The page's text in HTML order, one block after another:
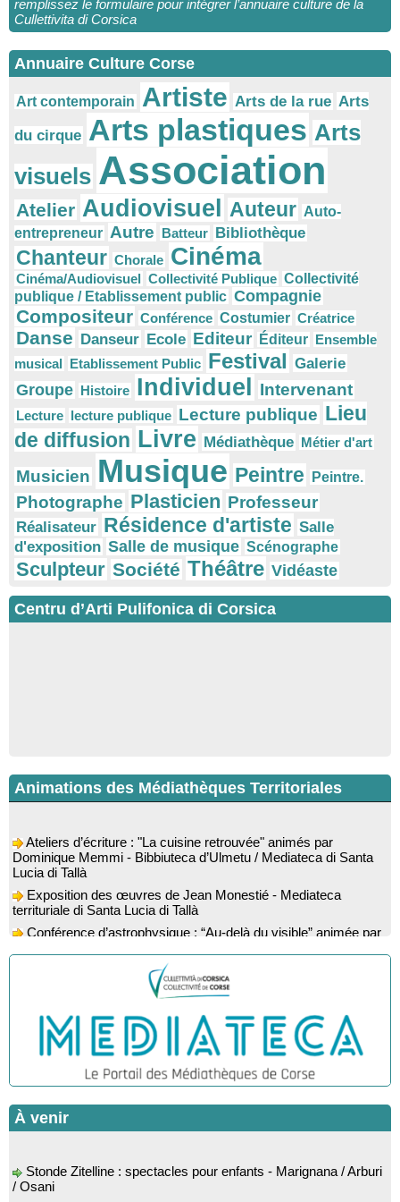
remplissez le formulaire pour intégrer l’annuaire culture de la
Cullettivita di Corsica
Annuaire Culture Corse
Art contemporain Artiste Arts de la rue Arts
du cirque Arts plastiques Arts
visuels Association
Atelier Audiovisuel Auteur Auto-
entrepreneur Autre Batteur Bibliothèque
Chanteur Chorale Cinéma
Cinéma/Audiovisuel Collectivité Publique Collectivité
publique / Etablissement public Compagnie
Compositeur Conférence Costumier Créatrice
Danse Danseur Ecole Editeur Éditeur Ensemble
musical Etablissement Public Festival Galerie
Groupe Histoire Individuel Intervenant
Lecture lecture publique Lecture publique Lieu
de diffusion Livre Médiathèque Métier d'art
Musicien Musique Peintre Peintre.
Photographe Plasticien Professeur
Réalisateur Résidence d'artiste Salle
d'exposition Salle de musique Scénographe
Sculpteur Société Théâtre Vidéaste
Centru d’Arti Pulifonica di Corsica
Animations des Médiathèques Territoriales
Dominique Memmi - Bibbiuteca d’Ulmetu / Mediateca di Santa
Lucia di Tallà
territuriale di Santa Lucia di Tallà
l’astrophysicien Paul Guerrini - Médiathèque - Pitretu è
Bicchisgià
Exposition des œuvres de Dominique Malberti Morin :
"Racines, peintures acryliques et aquarelles" - Mediateca
Animation : "Petits lecteurs" - Médiathèque - Pitretu è
Bicchisgià
Veillée de contes à la forêt enchantée "U Mondu ditu
mignuleddu" par la Caravane de Conteurs - Currà
Spectacle musical : "Viaghju in Corsica cù Regina & Bruno",
hommage au duo mythique de la chanson corse interprété par
Marie-Elsa Picciocchi (chant), Marc’Antò Belgodere (chant et
Lecture musicale : "Frida par les mots" proposée par la
compagnie "Si Osa", Lecture de Marine Lalanne accompagnée
À venir
/ Osani